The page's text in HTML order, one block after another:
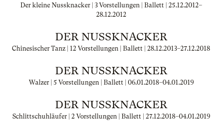
Der kleine Nussknacker | 3 Vorstellungen | Ballett | 25.12.2012–
28.12.2012
DER NUSSKNACKER
Chinesischer Tanz | 12 Vorstellungen | Ballett | 28.12.2013–27.12.2018
DER NUSSKNACKER
Walzer | 5 Vorstellungen | Ballett | 06.01.2018–04.01.2019
DER NUSSKNACKER
Schlittschuhläufer | 2 Vorstellungen | Ballett | 27.12.2018–04.01.2019